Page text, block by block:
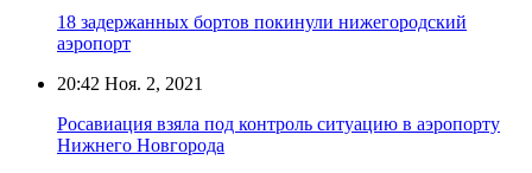
18 задержанных бортов покинули нижегородский
аэропорт
20:42 Ноя. 2, 2021
Росавиация взяла под контроль ситуацию в аэропорту
Нижнего Новгорода